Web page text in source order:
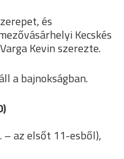
és
Kecskés
Kevin szerezte.
a bajnokságban.
– az elsőt 11-esből),